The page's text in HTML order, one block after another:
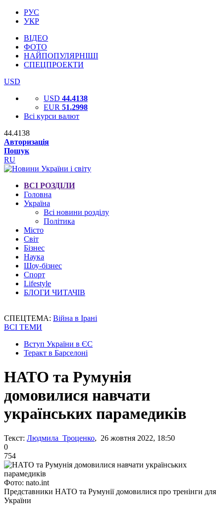
РУС
УКР
ВІДЕО
ФОТО
НАЙПОПУЛЯРНІШІ
СПЕЦПРОЕКТИ
USD
USD 44.4138
EUR 51.2998
Всі курси валют
44.4138
Авторизація
Пошук
RU
ВСІ РОЗДІЛИ
Головна
Україна
Всі новини розділу
Політика
Місто
Світ
Бізнес
Наука
Шоу-бізнес
Спорт
Lifestyle
БЛОГИ ЧИТАЧІВ
СПЕЦТЕМА: Війна в Ірані
ВСІ ТЕМИ
Вступ України в ЄС
Теракт в Барселоні
НАТО та Румунія
домовилися навчати
українських парамедиків
Текст: Людмила Троценко, 26 жовтня 2022, 18:50
0
754
Фото: nato.int
Представники НАТО та Румунії домовилися про тренінги для
України